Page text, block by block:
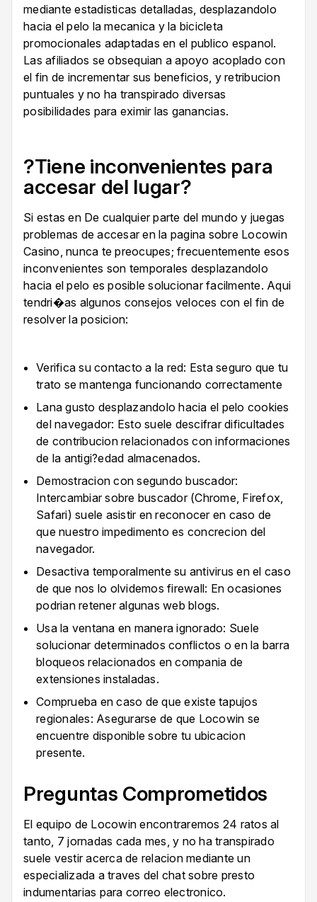
mediante estadisticas detalladas, desplazandolo
hacia el pelo la mecanica y la bicicleta
promocionales adaptadas en el publico espanol.
Las afiliados se obsequian a apoyo acoplado con
el fin de incrementar sus beneficios, y retribucion
puntuales y no ha transpirado diversas
posibilidades para eximir las ganancias.
?Tiene inconvenientes para
accesar del lugar?
Si estas en De cualquier parte del mundo y juegas
problemas de accesar en la pagina sobre Locowin
Casino, nunca te preocupes; frecuentemente esos
inconvenientes son temporales desplazandolo
hacia el pelo es posible solucionar facilmente. Aqui
tendri�as algunos consejos veloces con el fin de
resolver la posicion:
Verifica su contacto a la red: Esta seguro que tu
trato se mantenga funcionando correctamente
Lana gusto desplazandolo hacia el pelo cookies
del navegador: Esto suele descifrar dificultades
de contribucion relacionados con informaciones
de la antigi?edad almacenados.
Demostracion con segundo buscador:
Intercambiar sobre buscador (Chrome, Firefox,
Safari) suele asistir en reconocer en caso de
que nuestro impedimento es concrecion del
navegador.
Desactiva temporalmente su antivirus en el caso
de que nos lo olvidemos firewall: En ocasiones
podrian retener algunas web blogs.
Usa la ventana en manera ignorado: Suele
solucionar determinados conflictos o en la barra
bloqueos relacionados en compania de
extensiones instaladas.
Comprueba en caso de que existe tapujos
regionales: Asegurarse de que Locowin se
encuentre disponible sobre tu ubicacion
presente.
Preguntas Comprometidos
El equipo de Locowin encontraremos 24 ratos al
tanto, 7 jornadas cada mes, y no ha transpirado
suele vestir acerca de relacion mediante un
especializada a traves del chat sobre presto
indumentarias para correo electronico.